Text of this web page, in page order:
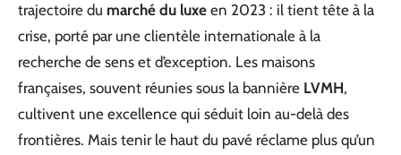
trajectoire du marché du luxe en 2023 : il tient tête à la
crise, porté par une clientèle internationale à la
recherche de sens et d’exception. Les maisons
françaises, souvent réunies sous la bannière LVMH,
cultivent une excellence qui séduit loin au-delà des
frontières. Mais tenir le haut du pavé réclame plus qu’un